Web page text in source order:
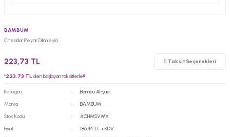
BAMBUM
Cheddar Peynir Dilimleyici
223,73 TL Taksit Seçenekleri
*223,73 TL den başlayan taksitlerle!!
Kategori
Bambu Ahşap
Marka
BAMBUM
Stok Kodu
ACHMSVWX
Fiyat
186,44 TL + KDV